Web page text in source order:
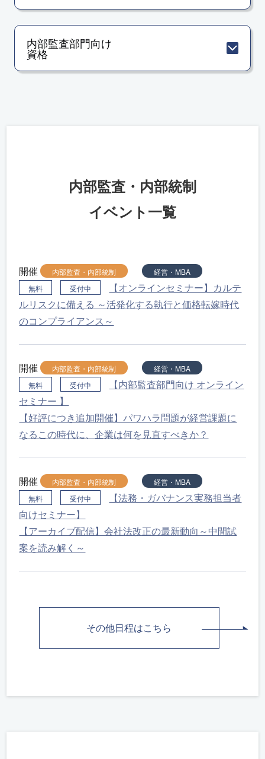
内部監査部門向け
資格
内部監査・内部統制
イベント一覧
開催 内部監査・内部統制
経営・MBA
無料
受付中
【オンラインセミナー】カルテ
ルリスクに備える ～活発化する執行と価格転嫁時代
のコンプライアンス～
開催 内部監査・内部統制
経営・MBA
無料
受付中
【内部監査部門向け オンライン
セミナー 】
【好評につき追加開催】パワハラ問題が経営課題に
なるこの時代に、企業は何を見直すべきか？
開催 内部監査・内部統制
経営・MBA
無料
受付中
【法務・ガバナンス実務担当者
向けセミナー】
【アーカイブ配信】会社法改正の最新動向～中間試
案を読み解く～
その他日程はこちら